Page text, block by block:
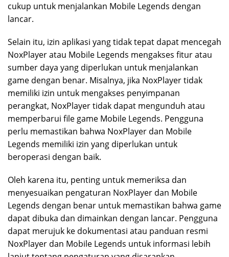
cukup untuk menjalankan Mobile Legends dengan
lancar.
Selain itu, izin aplikasi yang tidak tepat dapat mencegah
NoxPlayer atau Mobile Legends mengakses fitur atau
sumber daya yang diperlukan untuk menjalankan
game dengan benar. Misalnya, jika NoxPlayer tidak
memiliki izin untuk mengakses penyimpanan
perangkat, NoxPlayer tidak dapat mengunduh atau
memperbarui file game Mobile Legends. Pengguna
perlu memastikan bahwa NoxPlayer dan Mobile
Legends memiliki izin yang diperlukan untuk
beroperasi dengan baik.
Oleh karena itu, penting untuk memeriksa dan
menyesuaikan pengaturan NoxPlayer dan Mobile
Legends dengan benar untuk memastikan bahwa game
dapat dibuka dan dimainkan dengan lancar. Pengguna
dapat merujuk ke dokumentasi atau panduan resmi
NoxPlayer dan Mobile Legends untuk informasi lebih